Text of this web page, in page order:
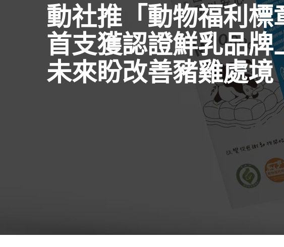
動社推「動物福利標
首支獲認證鮮乳品牌
未來盼改善豬雞處境